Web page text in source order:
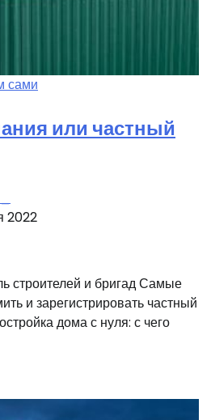
сами
или частный
2022
строителей и бригад Самые
и зарегистрировать частный
дома с нуля: с чего